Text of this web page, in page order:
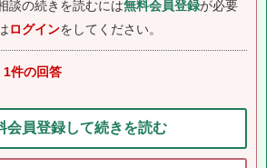
談の続きを読むには無料会員登録が必要
ログインをしてください。
1件の回答
会員登録して続きを読む